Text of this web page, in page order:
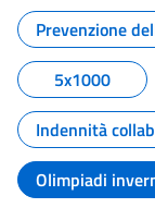
Tutti i
Prevenzione
5x1000
Indennità
Olimpiadi